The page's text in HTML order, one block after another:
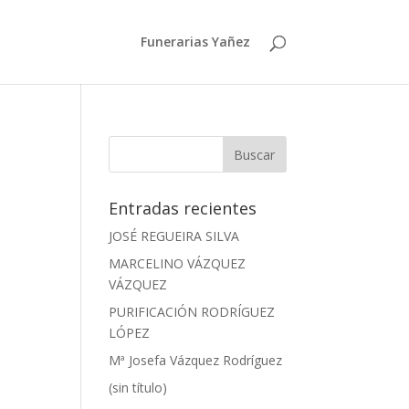
Funerarias Yañez
Entradas recientes
JOSÉ REGUEIRA SILVA
MARCELINO VÁZQUEZ
VÁZQUEZ
PURIFICACIÓN RODRÍGUEZ
LÓPEZ
Mª Josefa Vázquez Rodríguez
(sin título)